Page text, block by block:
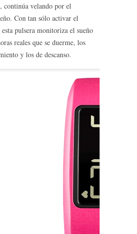
continúa velando por el
Con tan sólo activar el
esta pulsera monitoriza el sueño
reales que se duerme, los
y los de descanso.